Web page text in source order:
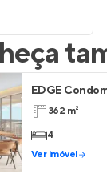
EDGE
362 m²
4
Ver imóvel